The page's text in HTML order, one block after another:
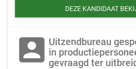
DEZE KANDIDAAT
account_box Uitzendbureau
in
gevraagd ter